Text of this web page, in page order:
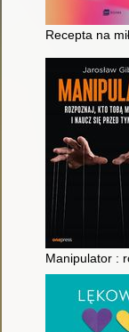
Recepta na
Manipulator :